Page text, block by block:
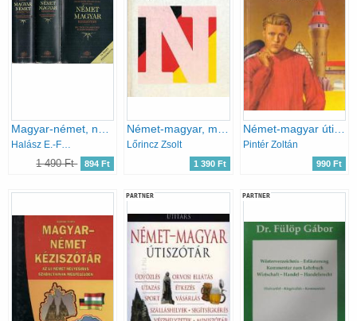
Halász E.-Földes Cs.-Uzonyi P.
1 490 Ft 894 Ft
Lőrincz Zsolt
1 390 Ft
Német-magyar útiszótár
Pintér Zoltán
990 Ft
PARTNER PARTNER